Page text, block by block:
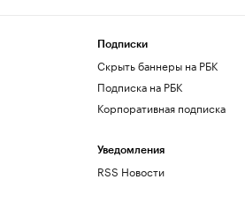
Подписки
Скрыть баннеры на РБК
Подписка на РБК
Корпоративная подписка
Уведомления
RSS Новости